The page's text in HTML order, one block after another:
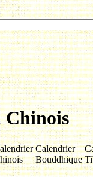
Chinois
Calendrier
Bouddhique